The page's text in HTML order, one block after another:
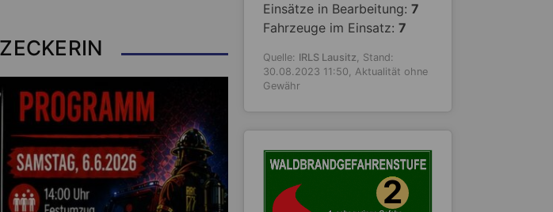
Einsätze in Bearbeitung: 7
Fahrzeuge im Einsatz: 7
Quelle: IRLS Lausitz, Stand:
30.08.2023 11:50, Aktualität ohne
Gewähr
2